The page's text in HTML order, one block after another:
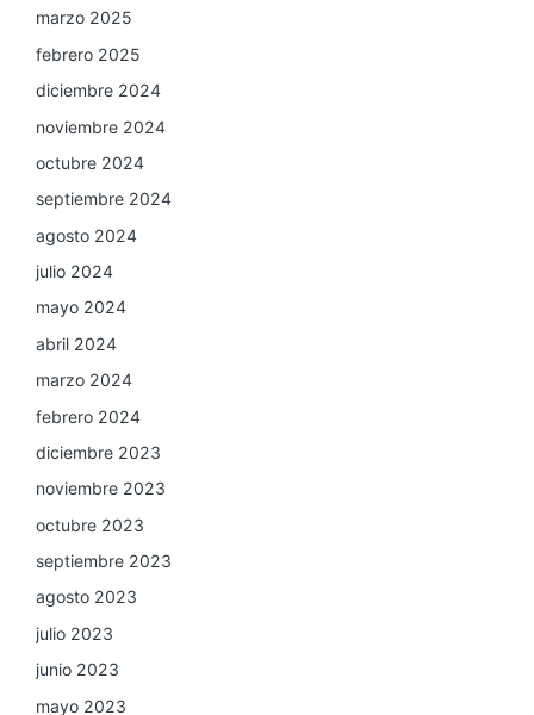
marzo 2025
febrero 2025
diciembre 2024
noviembre 2024
octubre 2024
septiembre 2024
agosto 2024
julio 2024
mayo 2024
abril 2024
marzo 2024
febrero 2024
diciembre 2023
noviembre 2023
octubre 2023
septiembre 2023
agosto 2023
julio 2023
junio 2023
mayo 2023